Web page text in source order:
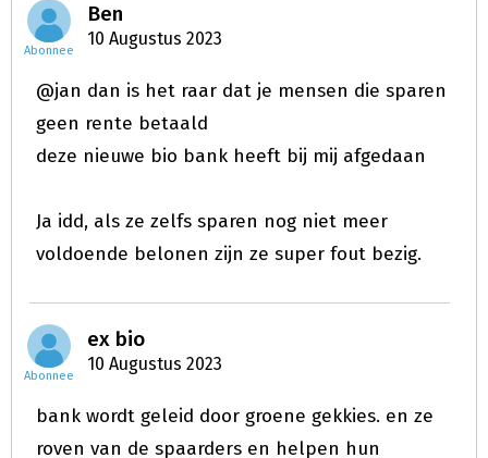
Abonnee
Ben
10 Augustus 2023
@jan dan is het raar dat je mensen die sparen
geen rente betaald
deze nieuwe bio bank heeft bij mij afgedaan
Ja idd, als ze zelfs sparen nog niet meer
voldoende belonen zijn ze super fout bezig.
Abonnee
ex bio
10 Augustus 2023
bank wordt geleid door groene gekkies. en ze
roven van de spaarders en helpen hun